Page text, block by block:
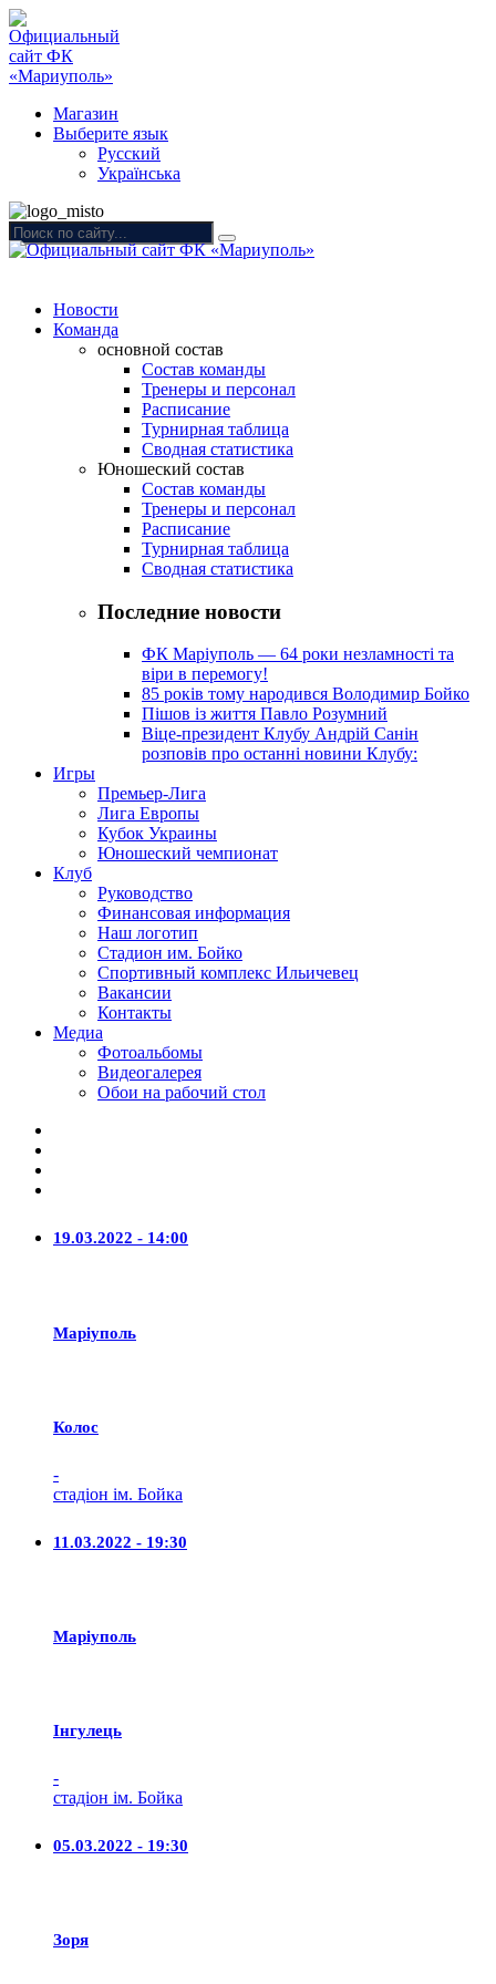
Магазин
Выберите язык
Русский
Українська
Новости
Команда
основной состав
Состав команды
Тренеры и персонал
Расписание
Турнирная таблица
Сводная статистика
Юношеский состав
Состав команды
Тренеры и персонал
Расписание
Турнирная таблица
Сводная статистика
Последние новости
ФК Маріуполь — 64 роки незламності та
віри в перемогу!
85 років тому народився Володимир Бойко
Пішов із життя Павло Розумний
Віце-президент Клубу Андрій Санін
розповів про останні новини Клубу:
Игры
Премьер-Лига
Лига Европы
Кубок Украины
Юношеский чемпионат
Клуб
Руководство
Финансовая информация
Наш логотип
Стадион им. Бойко
Спортивный комплекс Ильичевец
Вакансии
Контакты
Медиа
Фотоальбомы
Видеогалерея
Обои на рабочий стол
19.03.2022 - 14:00
Маріуполь
Колос
-
стадіон ім. Бойка
11.03.2022 - 19:30
Маріуполь
Iнгулець
-
стадіон ім. Бойка
05.03.2022 - 19:30
Зоря